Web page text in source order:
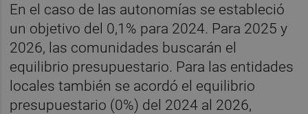
En el caso de las autonomías se estableció
un objetivo del 0,1% para 2024. Para 2025 y
2026, las comunidades buscarán el
equilibrio presupuestario. Para las entidades
locales también se acordó el equilibrio
presupuestario (0%) del 2024 al 2026,